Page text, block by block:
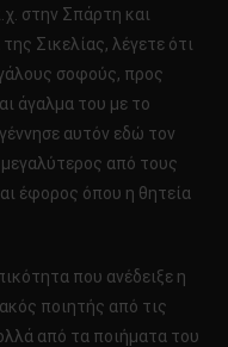
στην Σπάρτη και
Σικελίας, λέγετε ότι
σοφούς, προς
άγαλμα του με το
αυτόν εδώ τον
από τους
έφορος όπου η θητεία
που ανέδειξε η
ποιητής από τις
από τα ποιήματα του